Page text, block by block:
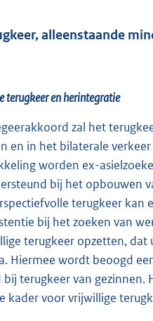
alleenstaande
terugkeer en herintegratie
zal het
en in het bilaterale
worden ex-
bij het opbouwen
terugkeer
bij het zoeken van
terugkeer opzetten,
Hiermee wordt beoogd
terugkeer van
kader voor vrijwillige